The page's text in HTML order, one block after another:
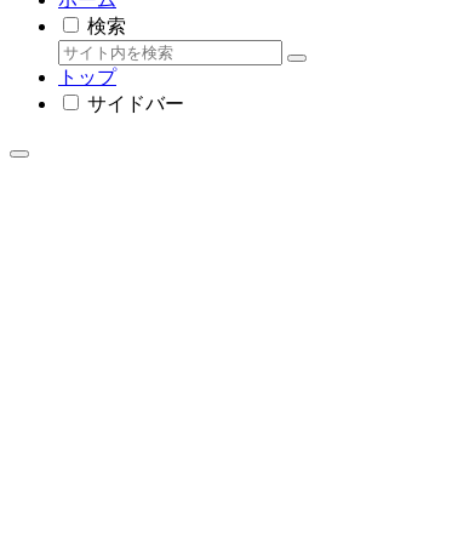
検索
トップ
サイドバー